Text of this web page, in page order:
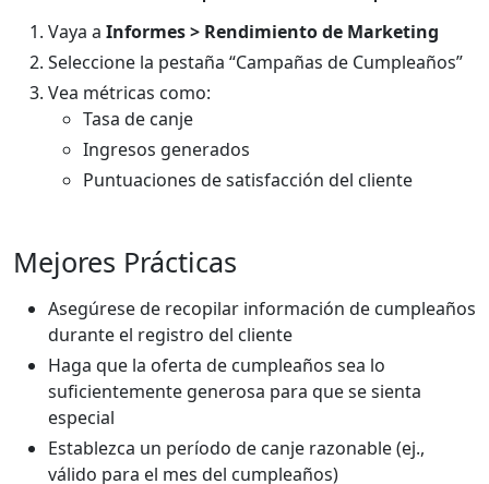
Vaya a Informes > Rendimiento de Marketing
Seleccione la pestaña “Campañas de Cumpleaños”
Vea métricas como:
Tasa de canje
Ingresos generados
Puntuaciones de satisfacción del cliente
Mejores Prácticas
Asegúrese de recopilar información de cumpleaños
durante el registro del cliente
Haga que la oferta de cumpleaños sea lo
suficientemente generosa para que se sienta
especial
Establezca un período de canje razonable (ej.,
válido para el mes del cumpleaños)